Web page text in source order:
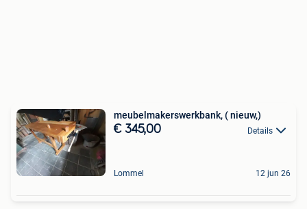
meubelmakerswerkbank, ( nieuw,)
€ 345,00 Details
Lommel 12 jun 26